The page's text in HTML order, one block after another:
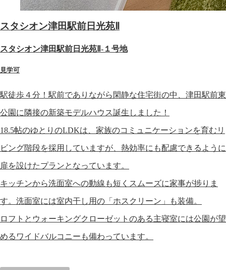
スタシオン津田駅前日光苑Ⅱ
スタシオン津田駅前日光苑Ⅱ-１号地
見学可
駅徒歩４分！駅前でありながら閑静な住宅街の中、津田駅前東
公園に隣接の新築モデルハウス誕生しました！
18.5帖のゆとりのLDKは、家族のコミュニケーションを育むリ
ビング階段を採用していますが、熱効率にも配慮できるように
扉を設けたプランとなっています。
キッチンから洗面室への動線も短くスムーズに家事が捗りま
す。洗面室には室内干し用の「ホスクリーン」も装備。
ロフトとウォーキングクローゼットのある主寝室には公園が望
めるワイドバルコニーも備わっています。